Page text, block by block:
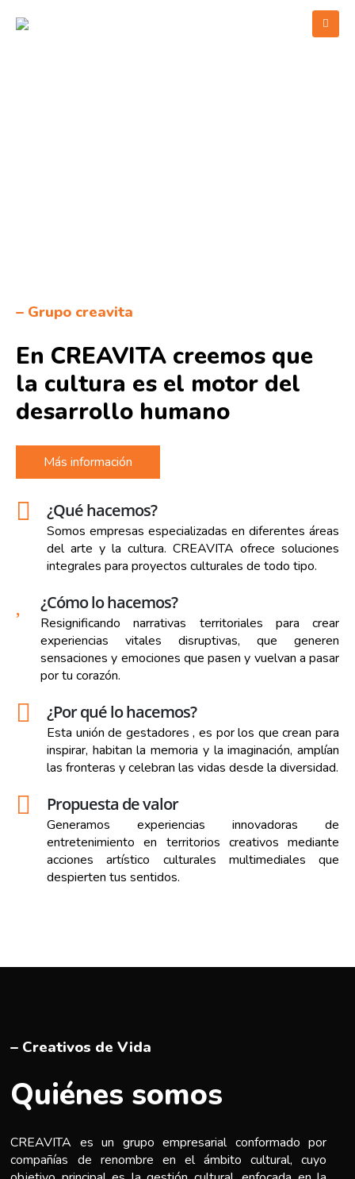
– Grupo creavita
En CREAVITA creemos que
la cultura es el motor del
desarrollo humano
Más información
¿Qué hacemos?
Somos empresas especializadas en diferentes áreas
del arte y la cultura. CREAVITA ofrece soluciones
integrales para proyectos culturales de todo tipo.
¿Cómo lo hacemos?
Resignificando narrativas territoriales para crear
experiencias vitales disruptivas, que generen
sensaciones y emociones que pasen y vuelvan a pasar
por tu corazón.
¿Por qué lo hacemos?
Esta unión de gestadores , es por los que crean para
inspirar, habitan la memoria y la imaginación, amplían
las fronteras y celebran las vidas desde la diversidad.
Propuesta de valor
Generamos experiencias innovadoras de
entretenimiento en territorios creativos mediante
acciones artístico culturales multimediales que
despierten tus sentidos.
– Creativos de Vida
Quiénes somos
CREAVITA es un grupo empresarial conformado por
compañías de renombre en el ámbito cultural, cuyo